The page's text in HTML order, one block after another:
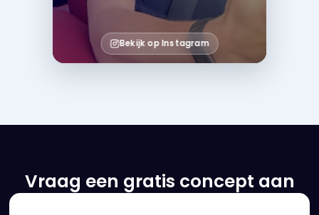
Bekijk op Instagram
Vraag een gratis concept aan